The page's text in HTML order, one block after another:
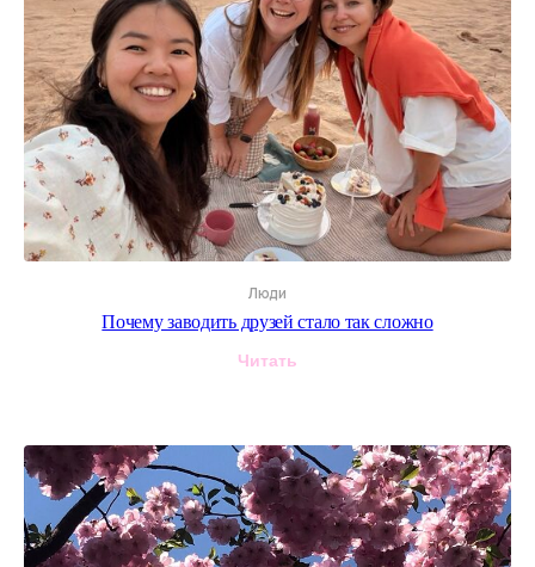
Люди
Почему заводить друзей стало так сложно
Читать
Я подтверждаю ознакомление сПолитикой
конфиденциальностии даю Cогласие
на обработку моих персональных данных
ДаюСогласиена получение уведомлений
в форме рассылки
Жду письмо
*Компания Meta Platforms Inc. признана экстремистской
организацией, ее деятельность на территории России
запрещена
Создание сайтов: @imarketina